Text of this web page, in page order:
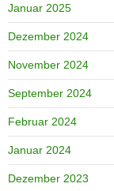
Januar 2025
Dezember 2024
November 2024
September 2024
Februar 2024
Januar 2024
Dezember 2023